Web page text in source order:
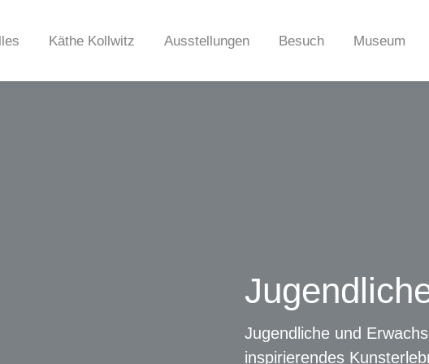
Käthe Kollwitz Ausstellungen Besuch Museum
Jugendliche und
inspirierendes